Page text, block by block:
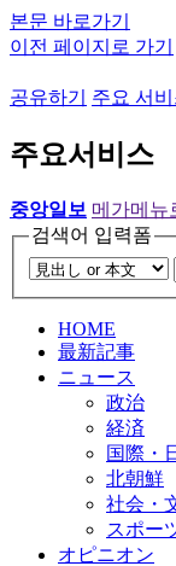
본문 바로가기
이전 페이지로 가기
공유하기 주요 서비
주요서비스
중앙일보 메가메뉴
검색어 입력폼
HOME
最新記事
ニュース
政治
経済
国際・
北朝鮮
社会・
スポー
オピニオン